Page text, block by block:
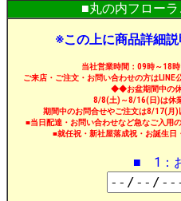
■丸の内フロー
※この上に商品詳細
当社営業時間：09時～18
ご来店・ご注文・お問い合わせの方はLINE
◆◆お盆期間中の
8/8(土)～8/16(日)は休
期間中のお問合せやご注文は8/17(月
■当日配達・お問い合わせなど急なご入用
■就任祝・新社屋落成祝・お誕生日
■ 1：